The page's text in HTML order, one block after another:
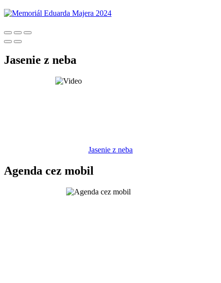
Jasenie z neba
Jasenie z neba
Agenda cez mobil